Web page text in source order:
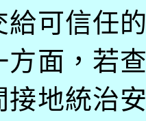
可信任
方面，若
接地統治